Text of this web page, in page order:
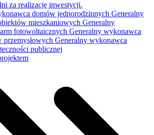
za realizację inwestycji.
domów jednorodzinnych Generalny
mieszkaniowych Generalny
fotowoltaicznych Generalny wykonawca
Generalny wykonawca
publicznej